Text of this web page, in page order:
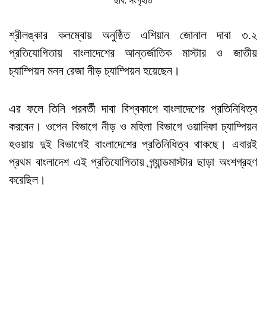
শ্রীলঙ্কার কলম্বোয় অনুষ্ঠিত এশিয়ান জোনাল দাবা ৩.২
প্রতিযোগিতায় বাংলাদেশের আন্তর্জাতিক মাস্টার ও জাতীয়
চ্যাম্পিয়ন মনন রেজা নীড় চ্যাম্পিয়ন হয়েছেন।
এর ফলে তিনি পরবর্তী দাবা বিশ্বকাপে বাংলাদেশের প্রতিনিধিত্ব
করবেন। ওপেন বিভাগে নীড় ও মহিলা বিভাগে ওয়াদিফা চ্যাম্পিয়ন
হওয়ায় দুই বিভাগেই বাংলাদেশের প্রতিনিধিত্ব থাকছে। এবারই
প্রথম বাংলাদেশ এই প্রতিযোগিতায় গ্র্যান্ডমাস্টার ছাড়া অংশগ্রহণ
করেছিল।